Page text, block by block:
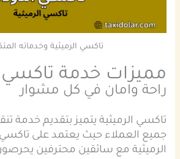
تاكسي الرميثية وخدماته
مميزات خدمة تاكسي
راحة وامان في كل مشوار
تاكسي الرميثية يتميز بتقديم خدمة
جميع العملاء حيث يعتمد على
الرميثية مع سائقين محترفين